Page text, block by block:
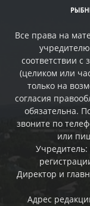
Все права на
соответствии с
(целиком или
только на
согласия
обязательна.
звоните по
или
Директор и
Адрес